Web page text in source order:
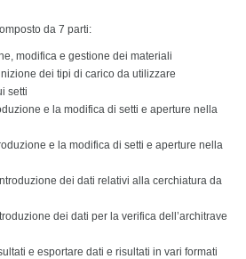
da 7 parti:
modifica e gestione dei materiali
dei tipi di carico da utilizzare
setti
e la modifica di setti e aperture nella
e la modifica di setti e aperture nella
dei dati relativi alla cerchiatura da
dei dati per la verifica dell’architrave
e esportare dati e risultati in vari formati